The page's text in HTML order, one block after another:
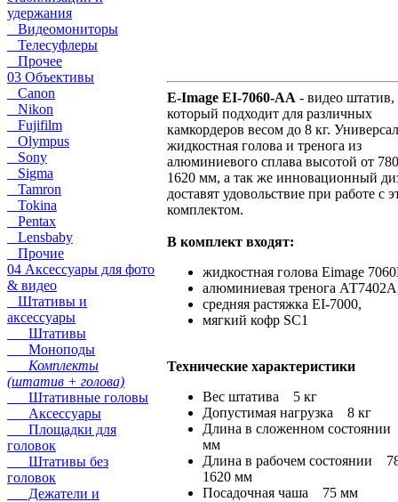
удержания
Видеомониторы
Телесуфлеры
Прочее
03 Объективы
Canon
Nikon
Fujifilm
Olympus
Sony
Sigma
Tamron
Tokina
Pentax
Lensbaby
Прочие
04 Аксессуары для фото
& видео
Штативы и
аксессуары
Штативы
Моноподы
Комплекты
(штатив + голова)
Штативные головы
Аксессуары
Площадки для
головок
Штативы без
головок
Дежатели и
E-Image EI-7060-AA - видео штатив,
который подходит для различных
камкордеров весом до 8 кг.
жидкостная голова и тренога из
алюминиевого сплава высотой от
1620 мм, а так же инновационный
доставят удовольствие при работе с
комплектом.
В комплект входят:
жидкостная голова Eimage
алюминиевая тренога
средняя растяжка EI-7000,
мягкий кофр SC1
Технические характеристики
Вес штатива 5 кг
Допустимая нагрузка 8 кг
Длина в сложенном
мм
Длина в рабочем состоянии
1620 мм
Посадочная чаша 75 мм